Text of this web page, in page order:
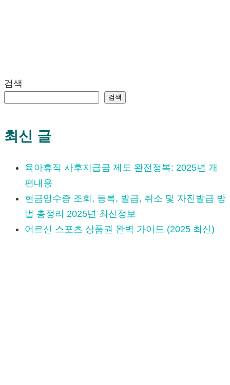
검색
검색
최신 글
육아휴직 사후지급금 제도 완전정복: 2025년 개
편내용
현금영수증 조회, 등록, 발급, 취소 및 자진발급 방
법 총정리 2025년 최신정보
어르신 스포츠 상품권 완벽 가이드 (2025 최신)